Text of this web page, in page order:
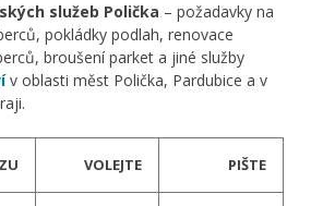
služeb Polička – požadavky na
pokládky podlah, renovace
broušení parket a jiné služby
v oblasti měst Polička, Pardubice a v
VOLEJTE PIŠTE